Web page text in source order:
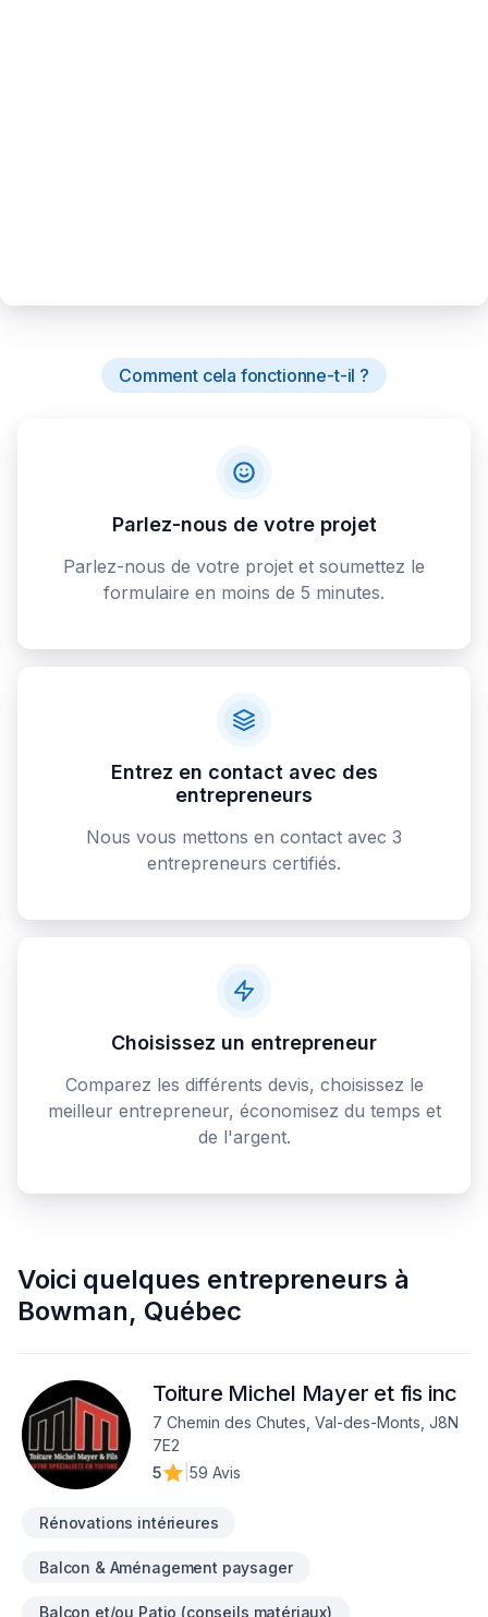
Comment cela fonctionne-t-il ?
Parlez-nous de votre projet
Parlez-nous de votre projet et soumettez le
formulaire en moins de 5 minutes.
Entrez en contact avec des
entrepreneurs
Nous vous mettons en contact avec 3
entrepreneurs certifiés.
Choisissez un entrepreneur
Comparez les différents devis, choisissez le
meilleur entrepreneur, économisez du temps et
de l'argent.
Voici quelques entrepreneurs à
Bowman, Québec
Toiture Michel Mayer et fis inc
7 Chemin des Chutes, Val-des-Monts, J8N
7E2
5
59 Avis
Rénovations intérieures
Balcon & Aménagement paysager
Balcon et/ou Patio (conseils matériaux)